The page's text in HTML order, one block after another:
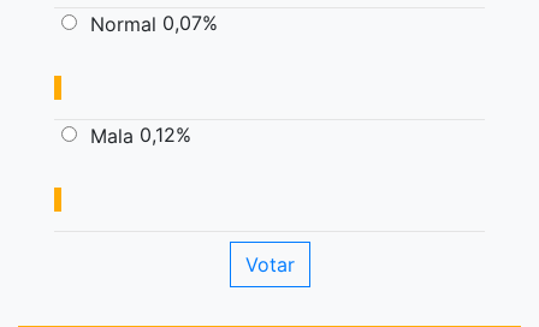
Normal 0,07%
Mala 0,12%